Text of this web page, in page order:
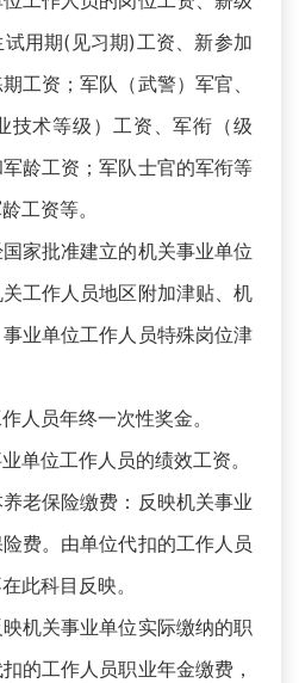
用期(见习期)工资、新参加
工资；军队（武警）军官、
技术等级）工资、军衔（级
龄工资；军队士官的军衔等
工资等。
批准建立的机关事业单位
工作人员地区附加津贴、机
业单位工作人员特殊岗位津
员年终一次性奖金。
位工作人员的绩效工资。
保险缴费：反映机关事业
费。由单位代扣的工作人员
此科目反映。
关事业单位实际缴纳的职
的工作人员职业年金缴费，